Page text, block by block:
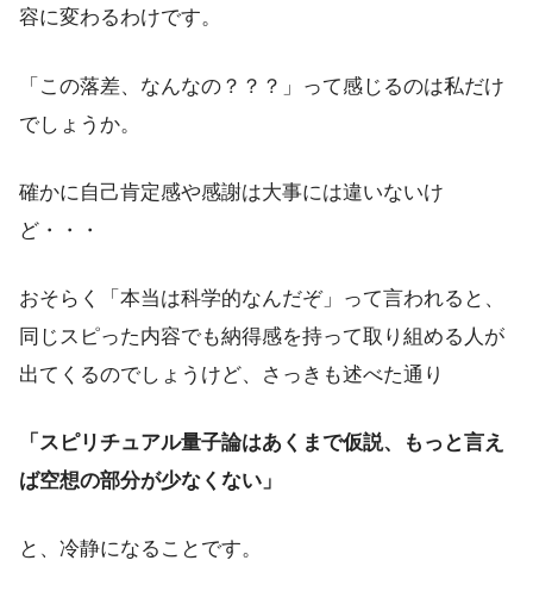
容に変わるわけです。
「この落差、なんなの？？？」って感じるのは私だけ
でしょうか。
確かに自己肯定感や感謝は大事には違いないけ
ど・・・
おそらく「本当は科学的なんだぞ」って言われると、
同じスピった内容でも納得感を持って取り組める人が
出てくるのでしょうけど、さっきも述べた通り
「スピリチュアル量子論はあくまで仮説、もっと言え
ば空想の部分が少なくない」
と、冷静になることです。